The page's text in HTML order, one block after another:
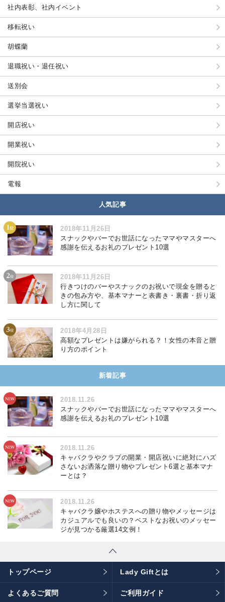
社内表彰、社内イベント
移転祝い
胡蝶蘭
退職祝い・退任祝い
送別会
選挙当選祝い
開店祝い
開業祝い
開院祝い
電報
人気記事
2018年11月26日
スナックやバーでお世話になったママやマスターへ
感謝を伝えるお礼のプレゼント10選
2018年11月26日
行きつけのバーやスナックのお祝いで現金を贈ると
きの包み方や、基本マナーと表書き・裏書・折り返
し方に関して
2018年4月28日
高額なプレゼントは嫌がられる？！女性の本音と贈
り方のポイント
新着記事
2018.11.26
スナックやバーでお世話になったママやマスターへ
感謝を伝えるお礼のプレゼント10選
2018.11.26
キャバクラやクラブの開業・開店祝いに絶対にハズ
さないお洒落な贈り物やプレゼント6選と基本マナ
ーとは？
2018.11.26
キャバクラ嬢やホステスへの贈り物やメッセージは
カジュアルでも良いの？ベストなお祝いのメッセー
ジが見つかる厳選14文例！
トップページ Lady Giftとは
よくあるご質問 ご利用ガイド